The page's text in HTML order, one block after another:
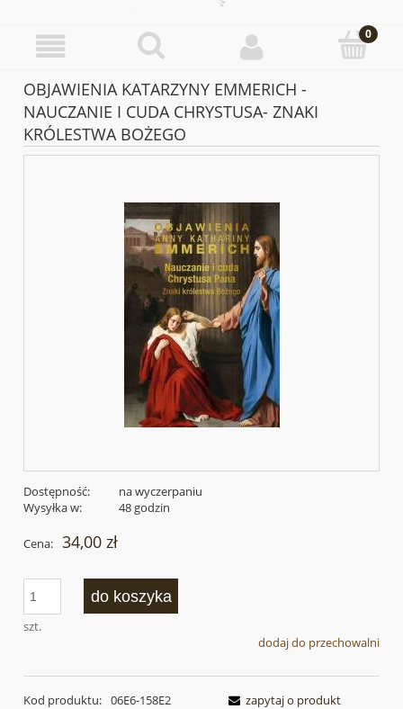
OBJAWIENIA KATARZYNY EMMERICH -
NAUCZANIE I CUDA CHRYSTUSA- ZNAKI
KRÓLESTWA BOŻEGO
Dostępność:
na wyczerpaniu
Wysyłka w:
48 godzin
Cena: 34,00 zł
szt.
do koszyka
dodaj do przechowalni
Kod produktu: 06E6-158E2
zapytaj o produkt